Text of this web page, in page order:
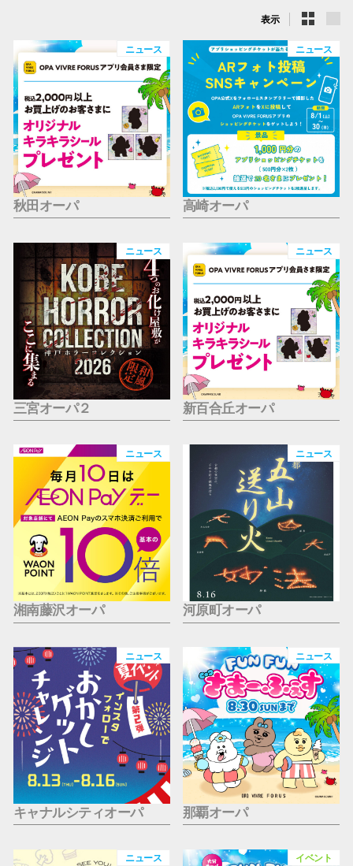
表示
ニュース
秋田オーパ
ニュース
高崎オーパ
ニュース
三宮オーパ２
ニュース
新百合丘オーパ
ニュース
湘南藤沢オーパ
ニュース
河原町オーパ
ニュース
キャナルシティオーパ
ニュース
那覇オーパ
ニュース イベント
横浜ビ